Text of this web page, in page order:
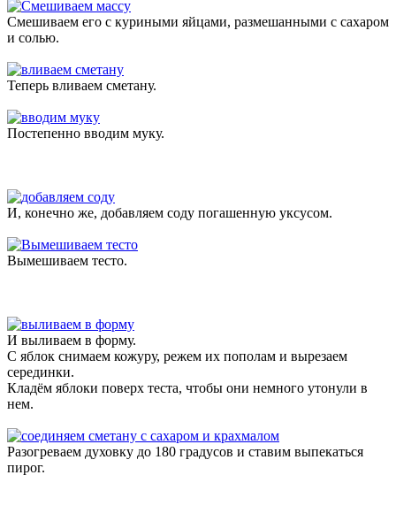
Смешиваем его с куриными яйцами, размешанными с сахаром
и солью.
Теперь вливаем сметану.
Постепенно вводим муку.
И, конечно же, добавляем соду погашенную уксусом.
Вымешиваем тесто.
И выливаем в форму.
С яблок снимаем кожуру, режем их пополам и вырезаем
серединки.
Кладём яблоки поверх теста, чтобы они немного утонули в
нем.
Разогреваем духовку до 180 градусов и ставим выпекаться
пирог.